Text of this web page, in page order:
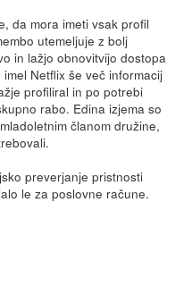
da mora imeti vsak profil
utemeljuje z bolj
in lažjo obnovitvijo dostopa
Netflix še več informacij
profiliral in po potrebi
rabo. Edina izjema so
članom družine,
preverjanje pristnosti
le za poslovne račune.